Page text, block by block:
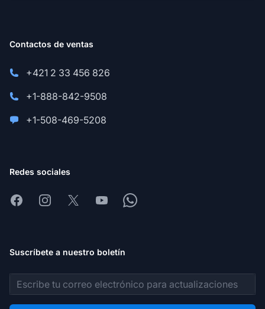
Contactos de ventas
+421 2 33 456 826
+1-888-842-9508
+1-508-469-5208
Redes sociales
FacebookInstagram
X YoutubeWhatsapp
Suscríbete a nuestro boletín
Dirección de correo electrónico